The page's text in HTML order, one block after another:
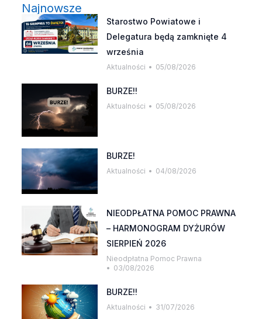
Najnowsze
Starostwo Powiatowe i
Delegatura będą zamknięte 4
września
Aktualności 05/08/2026
BURZE!!
Aktualności 05/08/2026
BURZE!
Aktualności 04/08/2026
NIEODPŁATNA POMOC PRAWNA
– HARMONOGRAM DYŻURÓW
SIERPIEŃ 2026
Nieodpłatna Pomoc Prawna
03/08/2026
BURZE!!
Aktualności 31/07/2026